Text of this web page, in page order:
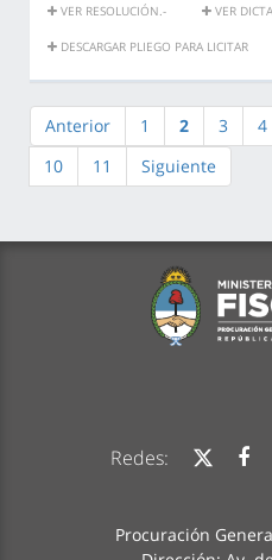
VER RESOLUCIÓN.- VER
DESCARGAR PLIEGO PARA LICITAR
Anterior 1 2 3 4
10
11 Siguiente
Redes:
Procuración